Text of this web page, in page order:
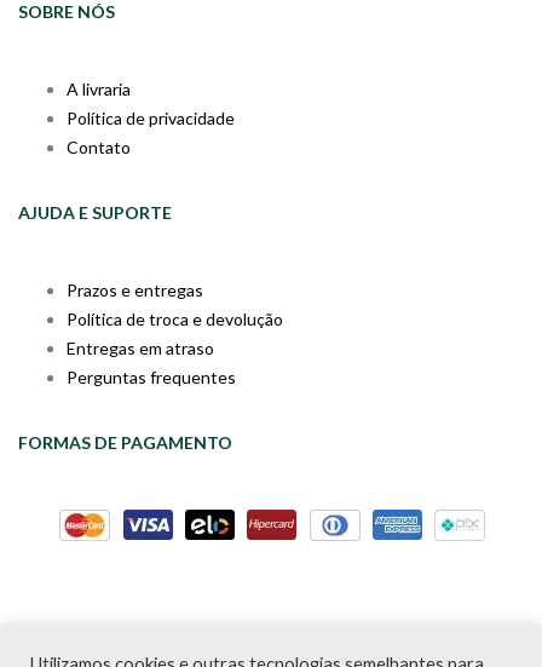
SOBRE NÓS
A livraria
Política de privacidade
Contato
AJUDA E SUPORTE
Prazos e entregas
Política de troca e devolução
Entregas em atraso
Perguntas frequentes
FORMAS DE PAGAMENTO